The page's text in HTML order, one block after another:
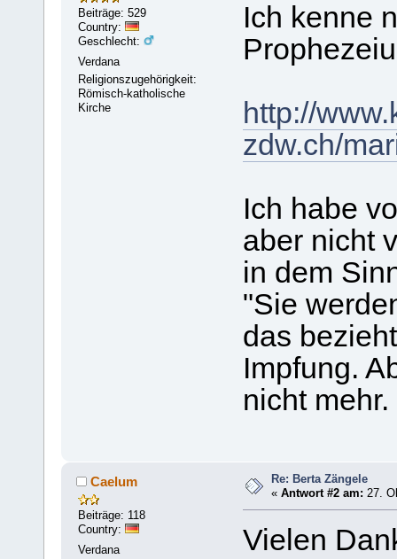
Beiträge: 529
Country:
Geschlecht:
Verdana
Religionszugehörigkeit:
Römisch-katholische
Kirche
Ich kenne
http://
zdw.ch/
Ich habe
aber nicht
in dem
"Sie
das
Impfung.
nicht mehr.
Caelum
Beiträge: 118
Country:
Verdana
Re: Berta Zängele
«Antwort #2 am: 27.
Vielen